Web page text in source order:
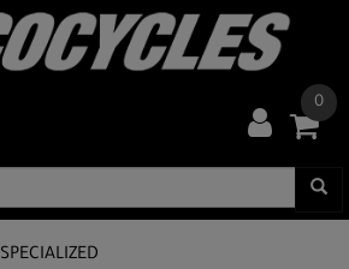
0
SPECIALIZED